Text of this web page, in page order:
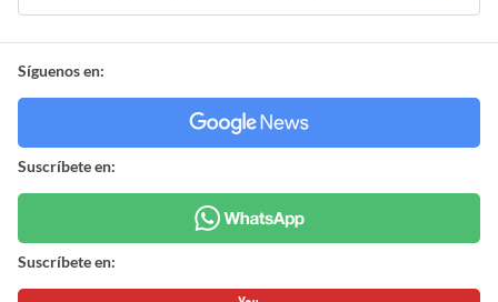
Síguenos en:
Suscríbete en:
Suscríbete en: